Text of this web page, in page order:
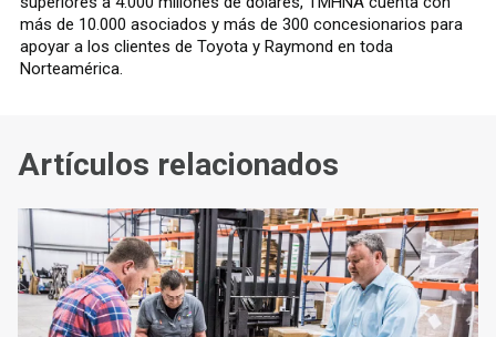
más de 10.000 asociados y más de 300 concesionarios para
apoyar a los clientes de Toyota y Raymond en toda
Norteamérica.
Artículos relacionados